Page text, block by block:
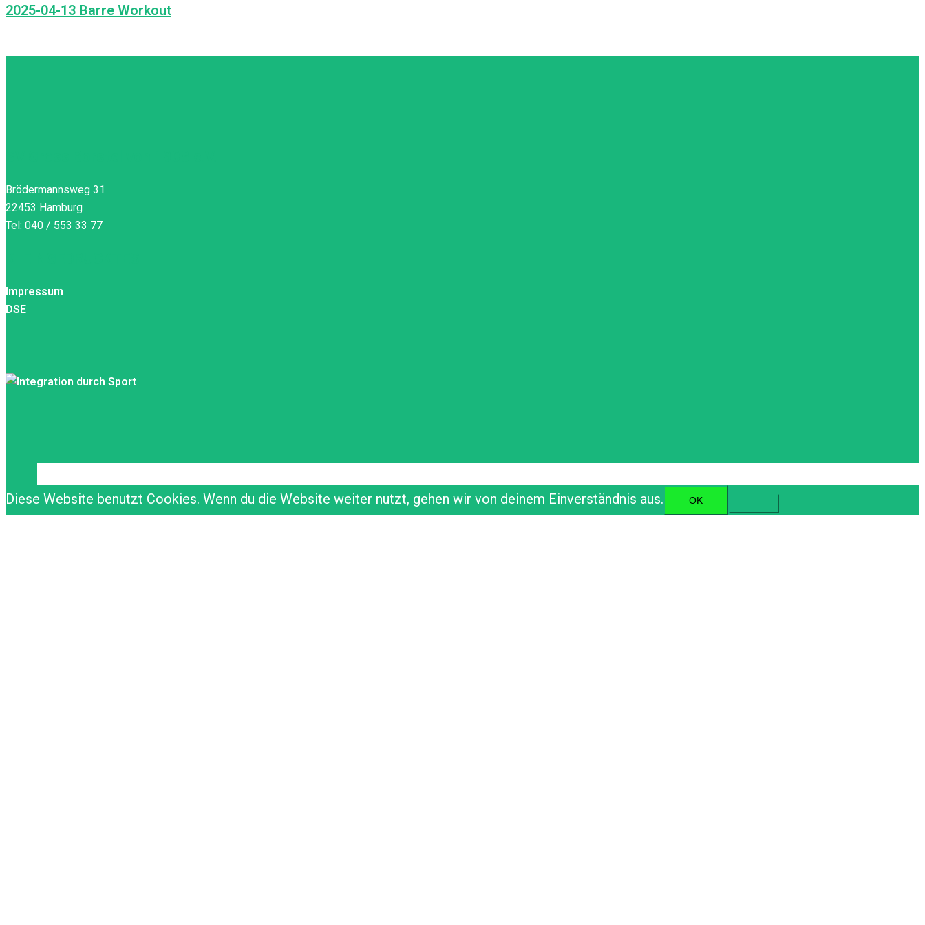
2025-04-13 Barre Workout
Brödermannsweg 31
22453 Hamburg
Tel: 040 / 553 33 77
Impressum
DSE
Diese Website benutzt Cookies. Wenn du die Website weiter nutzt, gehen wir von deinem Einverständnis aus. OK